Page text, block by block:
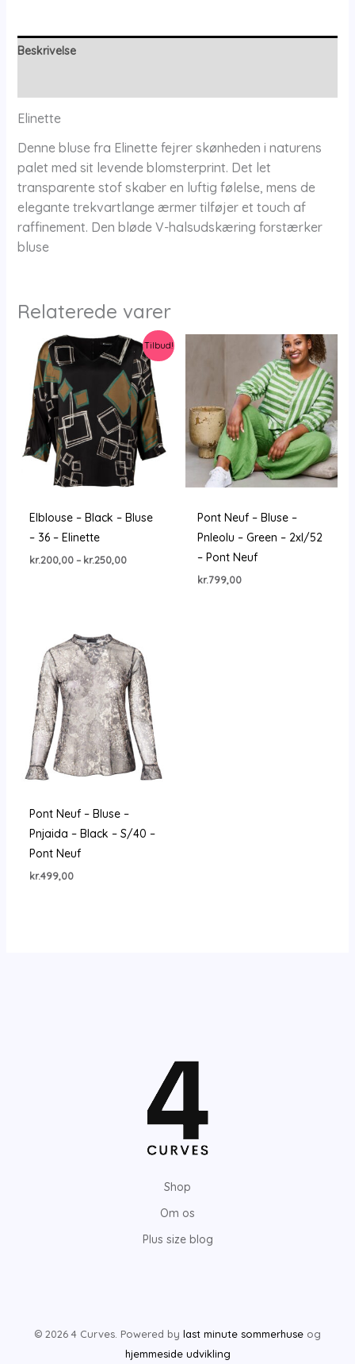
Elinette
Beskrivelse
Elinette
Denne bluse fra Elinette fejrer skønheden i naturens
palet med sit levende blomsterprint. Det let
transparente stof skaber en luftig følelse, mens de
elegante trekvartlange ærmer tilføjer et touch af
raffinement. Den bløde V-halsudskæring forstærker
bluse
Relaterede varer
Tilbud!
Elblouse – Black – Bluse
– 36 – Elinette
kr.200,00 – kr.250,00Prisinterval:
Pont Neuf – Bluse –
Pnleolu – Green – 2xl/52
– Pont Neuf
kr.799,00
Pont Neuf – Bluse –
Pnjaida – Black – S/40 –
Pont Neuf
kr.499,00
Shop
Om os
Plus size blog
© 2026 4 Curves. Powered by last minute sommerhuse og
hjemmeside udvikling